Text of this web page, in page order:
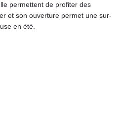
permettent de profiter des
et son ouverture permet une sur-
en été.